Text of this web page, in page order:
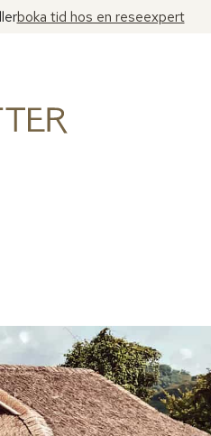
boka tid hos en reseexpert